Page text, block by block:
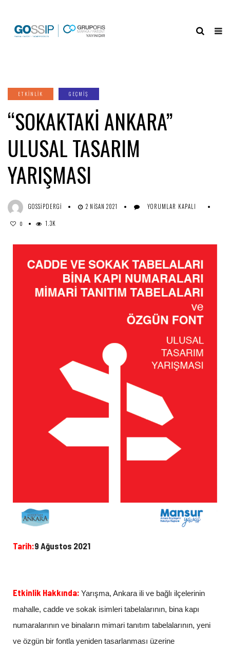
ETKINLIK GEÇMİŞ
“SOKAKTAKİ ANKARA”
ULUSAL TASARIM
YARIŞMASI
GOSSIPDERGI 2 NISAN 2021 YORUMLAR KAPALI
0 1.3K
Tarih:9 Ağustos 2021
Etkinlik Hakkında: Yarışma, Ankara ili ve bağlı ilçelerinin
mahalle, cadde ve sokak isimleri tabelalarının, bina kapı
numaralarının ve binaların mimari tanıtım tabelalarının, yeni
ve özgün bir fontla yeniden tasarlanması üzerine